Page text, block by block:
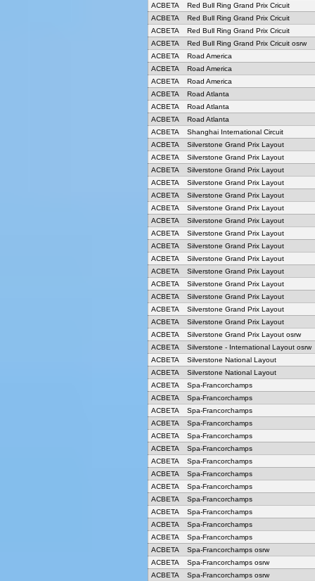
ACBETA
Red Bull Ring Grand Prix Cricuit
ACBETA
Red Bull Ring Grand Prix Cricuit
ACBETA
Red Bull Ring Grand Prix Cricuit
ACBETA
Red Bull Ring Grand Prix Cricuit osrw
ACBETA
Road America
ACBETA
Road America
ACBETA
Road America
ACBETA
Road Atlanta
ACBETA
Road Atlanta
ACBETA
Road Atlanta
ACBETA
Shanghai International Circuit
ACBETA
Silverstone Grand Prix Layout
ACBETA
Silverstone Grand Prix Layout
ACBETA
Silverstone Grand Prix Layout
ACBETA
Silverstone Grand Prix Layout
ACBETA
Silverstone Grand Prix Layout
ACBETA
Silverstone Grand Prix Layout
ACBETA
Silverstone Grand Prix Layout
ACBETA
Silverstone Grand Prix Layout
ACBETA
Silverstone Grand Prix Layout
ACBETA
Silverstone Grand Prix Layout
ACBETA
Silverstone Grand Prix Layout
ACBETA
Silverstone Grand Prix Layout
ACBETA
Silverstone Grand Prix Layout
ACBETA
Silverstone Grand Prix Layout
ACBETA
Silverstone Grand Prix Layout
ACBETA
Silverstone Grand Prix Layout osrw
ACBETA
Silverstone - International Layout osrw
ACBETA
Silverstone National Layout
ACBETA
Silverstone National Layout
ACBETA
Spa-Francorchamps
ACBETA
Spa-Francorchamps
ACBETA
Spa-Francorchamps
ACBETA
Spa-Francorchamps
ACBETA
Spa-Francorchamps
ACBETA
Spa-Francorchamps
ACBETA
Spa-Francorchamps
ACBETA
Spa-Francorchamps
ACBETA
Spa-Francorchamps
ACBETA
Spa-Francorchamps
ACBETA
Spa-Francorchamps
ACBETA
Spa-Francorchamps
ACBETA
Spa-Francorchamps
ACBETA
Spa-Francorchamps osrw
ACBETA
Spa-Francorchamps osrw
ACBETA
Spa-Francorchamps osrw